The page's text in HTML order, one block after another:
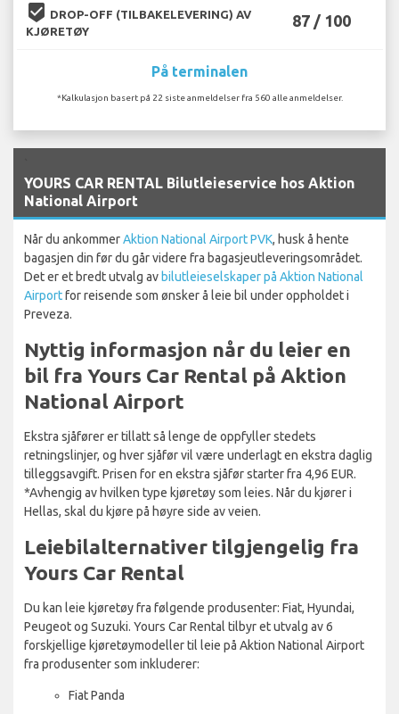
beenhere DROP-OFF (TILBAKELEVERING) AV
KJØRETØY
87 / 100
På terminalen
*Kalkulasjon basert på 22 siste anmeldelser fra 560 alle anmeldelser.
YOURS CAR RENTAL Bilutleieservice hos Aktion
National Airport
Når du ankommerAktion National Airport PVK, husk å hente
bagasjen din før du går videre fra bagasjeutleveringsområdet.
Det er et bredt utvalg avbilutleieselskaper på Aktion National
Airportfor reisende som ønsker å leie bil under oppholdet i
Preveza.
Nyttig informasjon når du leier en
bil fra Yours Car Rental på Aktion
National Airport
Ekstra sjåfører er tillatt så lenge de oppfyller stedets
retningslinjer, og hver sjåfør vil være underlagt en ekstra daglig
tilleggsavgift. Prisen for en ekstra sjåfør starter fra 4,96 EUR.
*Avhengig av hvilken type kjøretøy som leies. Når du kjører i
Hellas, skal du kjøre på høyre side av veien.
Leiebilalternativer tilgjengelig fra
Yours Car Rental
Du kan leie kjøretøy fra følgende produsenter: Fiat, Hyundai,
Peugeot og Suzuki. Yours Car Rental tilbyr et utvalg av 6
forskjellige kjøretøymodeller til leie på Aktion National Airport
fra produsenter som inkluderer:
Fiat Panda